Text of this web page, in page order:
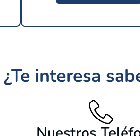
¿Te interesa